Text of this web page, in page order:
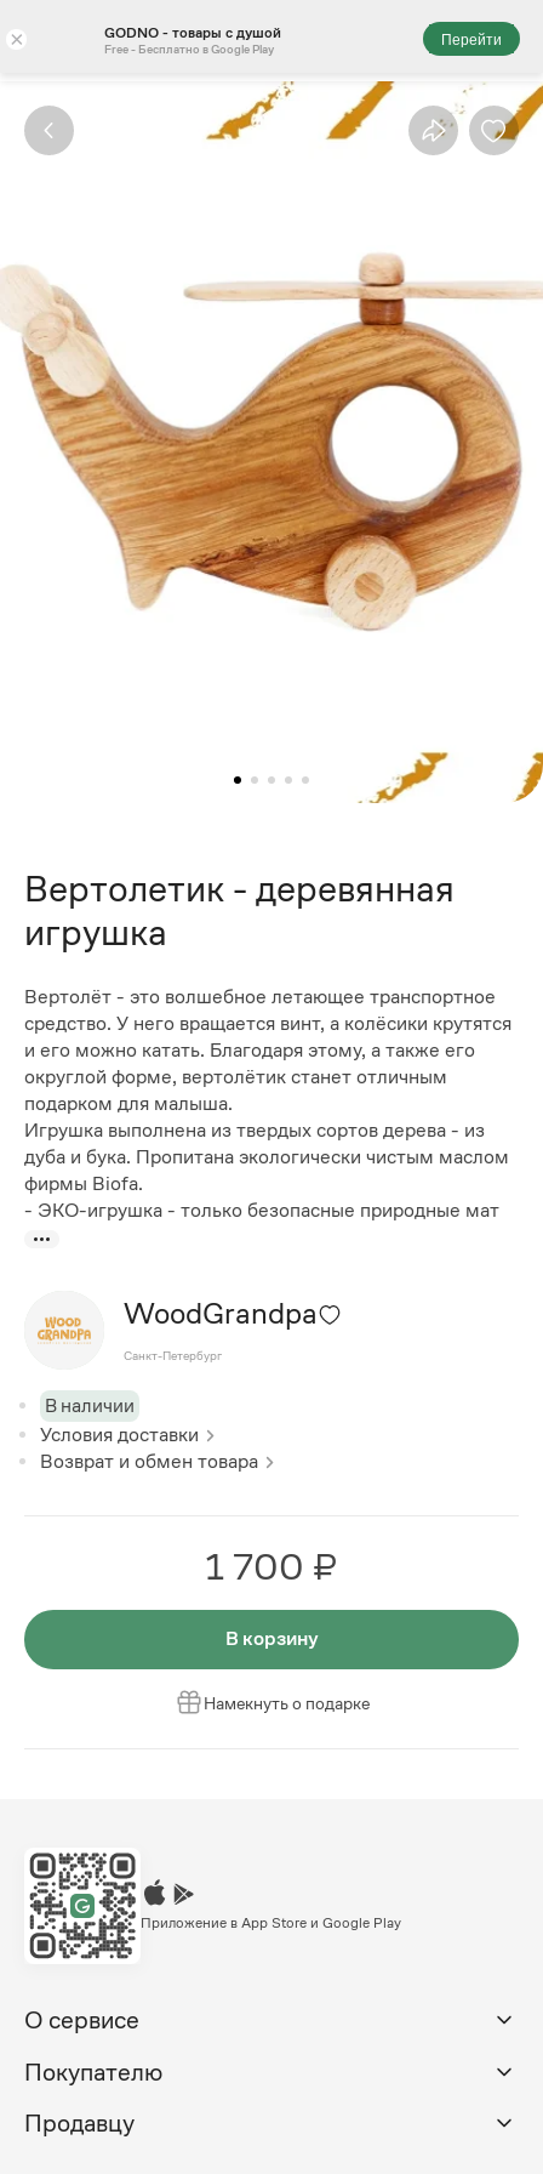
× GODNO - товары с душой
Free - Бесплатно в Google Play
Перейти
Вертолетик - деревянная
игрушка
Вертолёт - это волшебное летающее транспортное
средство. У него вращается винт, а колёсики крутятся
и его можно катать. Благодаря этому, а также его
округлой форме, вертолётик станет отличным
подарком для малыша.
Игрушка выполнена из твердых сортов дерева - из
дуба и бука. Пропитана экологически чистым маслом
фирмы Biofa.
- ЭКО-игрушка - только безопасные природные мат
WoodGrandpa
Санкт-Петербург
В наличии
Условия доставки
Возврат и обмен товара
1 700 ₽
В корзину
Намекнуть о подарке
Приложение в App Store и Google Play
О сервисе
Покупателю
Продавцу